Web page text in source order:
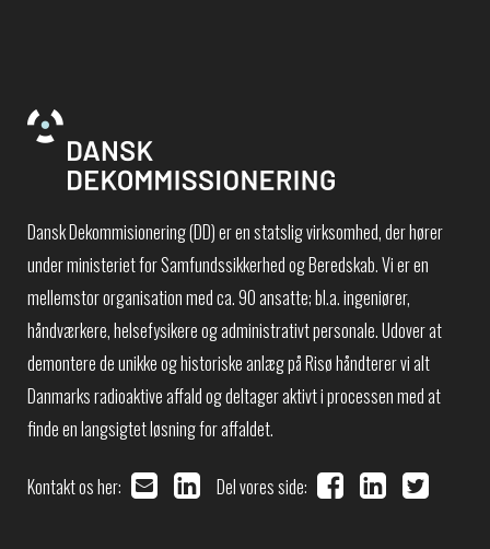
Dansk Dekommisionering (DD) er en statslig virksomhed, der hører
under ministeriet for Samfundssikkerhed og Beredskab. Vi er en
mellemstor organisation med ca. 90 ansatte; bl.a. ingeniører,
håndværkere, helsefysikere og administrativt personale. Udover at
demontere de unikke og historiske anlæg på Risø håndterer vi alt
Danmarks radioaktive affald og deltager aktivt i processen med at
finde en langsigtet løsning for affaldet.
Kontakt os her: Del vores side: